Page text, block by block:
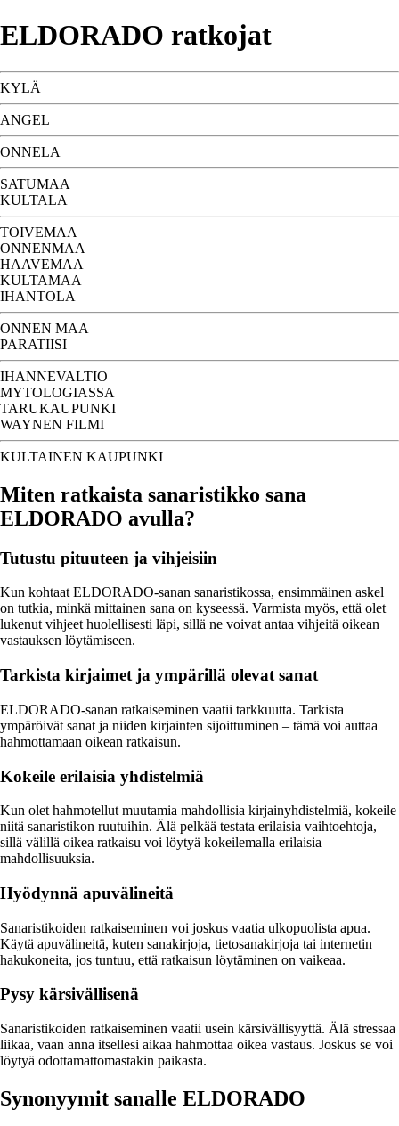
ELDORADO ratkojat
KYLÄ
ANGEL
ONNELA
SATUMAA
KULTALA
TOIVEMAA
ONNENMAA
HAAVEMAA
KULTAMAA
IHANTOLA
ONNEN MAA
PARATIISI
IHANNEVALTIO
MYTOLOGIASSA
TARUKAUPUNKI
WAYNEN FILMI
KULTAINEN KAUPUNKI
Miten ratkaista sanaristikko sana
ELDORADO avulla?
Tutustu pituuteen ja vihjeisiin
Kun kohtaat ELDORADO-sanan sanaristikossa, ensimmäinen askel
on tutkia, minkä mittainen sana on kyseessä. Varmista myös, että olet
lukenut vihjeet huolellisesti läpi, sillä ne voivat antaa vihjeitä oikean
vastauksen löytämiseen.
Tarkista kirjaimet ja ympärillä olevat sanat
ELDORADO-sanan ratkaiseminen vaatii tarkkuutta. Tarkista
ympäröivät sanat ja niiden kirjainten sijoittuminen – tämä voi auttaa
hahmottamaan oikean ratkaisun.
Kokeile erilaisia yhdistelmiä
Kun olet hahmotellut muutamia mahdollisia kirjainyhdistelmiä, kokeile
niitä sanaristikon ruutuihin. Älä pelkää testata erilaisia vaihtoehtoja,
sillä välillä oikea ratkaisu voi löytyä kokeilemalla erilaisia
mahdollisuuksia.
Hyödynnä apuvälineitä
Sanaristikoiden ratkaiseminen voi joskus vaatia ulkopuolista apua.
Käytä apuvälineitä, kuten sanakirjoja, tietosanakirjoja tai internetin
hakukoneita, jos tuntuu, että ratkaisun löytäminen on vaikeaa.
Pysy kärsivällisenä
Sanaristikoiden ratkaiseminen vaatii usein kärsivällisyyttä. Älä stressaa
liikaa, vaan anna itsellesi aikaa hahmottaa oikea vastaus. Joskus se voi
löytyä odottamattomastakin paikasta.
Synonyymit sanalle ELDORADO